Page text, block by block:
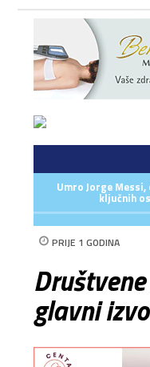
Umro Jorge
ključnih
PRIJE 1 GODINA
glavni